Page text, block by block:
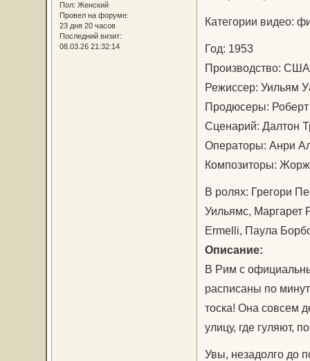
Пол: Женский
Провел на форуме:
23 дня 20 часов
Последний визит:
08.03.26 21:32:14
Категории видео:
Год: 1953
Производство:
Режиссер: Уильям
Продюсеры:
Сценарий: Далтон
Операторы: Анри
Композиторы:
В ролях: Грегори
Уильямс, Маргарет
Ermelli, Паула
Описание:
В Рим с
расписаны по
тоска! Она совсем
улицу, где гуляют,
Увы, незадолго до